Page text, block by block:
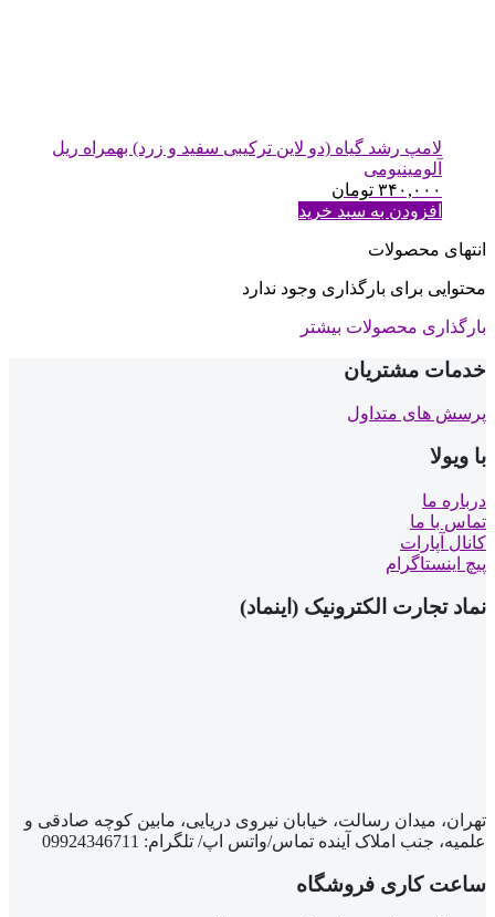
لامپ رشد گیاه (دو لاین ترکیبی سفید و زرد) بهمراه ریل
آلومینیومی
۳۴۰,۰۰۰ تومان
افزودن به سبد خرید
انتهای محصولات
محتوایی برای بارگذاری وجود ندارد
بارگذاری محصولات بیشتر
خدمات مشتریان
پرسش های متداول
با ویولا
درباره ما
تماس با ما
کانال آپارات
پیچ اینستاگرام
نماد تجارت الکترونیک (اینماد)
تهران، میدان رسالت، خیابان نیروی دریایی، مابین کوچه صادقی و
علمیه، جنب املاک آینده تماس/واتس اپ/ تلگرام: 09924346711
ساعت کاری فروشگاه